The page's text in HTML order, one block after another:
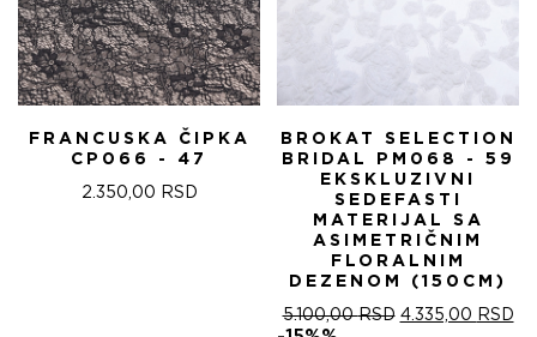
FRANCUSKA ČIPKA
CP066 - 47
2.350,00 RSD
BROKAT SELECTION
BRIDAL PM068 - 59
EKSKLUZIVNI
SEDEFASTI
MATERIJAL SA
ASIMETRIČNIM
FLORALNIM
DEZENOM (150CM)
5.100,00RSD ОРИГИНАЛНА
4.335,00 RSD